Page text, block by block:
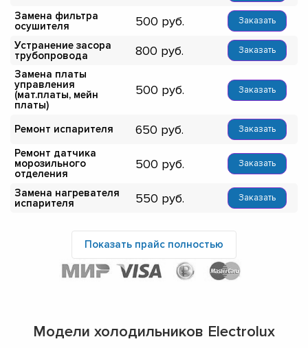
Замена фильтра
осушителя
500 Заказать
Устранение засора
трубопровода
800 Заказать
Замена платы
управления
(мат.платы, мейн
платы)
500 Заказать
Ремонт испарителя 650 Заказать
Ремонт датчика
морозильного
отделения
500 Заказать
Замена нагревателя
испарителя
550 Заказать
Показать прайс полностью
Модели холодильников Electrolux